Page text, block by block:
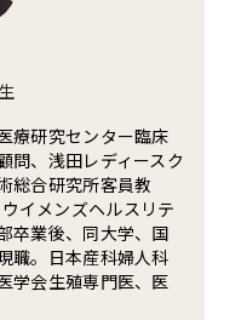
療研究センター臨床
問、浅田レディースク
総合研究所客員教
イメンズヘルスリテ
卒業後、同大学、国
職。日本産科婦人科
学会生殖専門医、医